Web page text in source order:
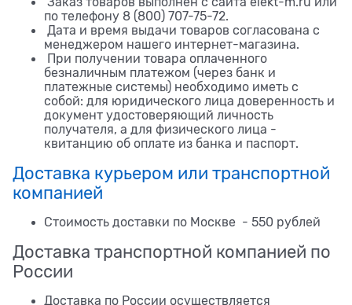
по телефону 8 (800) 707-75-72.
Дата и время выдачи товаров согласована с
менеджером нашего интернет-магазина.
При получении товара оплаченного
безналичным платежом (через банк и
платежные системы) необходимо иметь с
собой: для юридического лица доверенность и
документ удостоверяющий личность
получателя, а для физического лица -
квитанцию об оплате из банка и паспорт.
Доставка курьером или транспортной
компанией
Стоимость доставки по Москве - 550 рублей
Доставка транспортной компанией по
России
Доставка по России осуществляется